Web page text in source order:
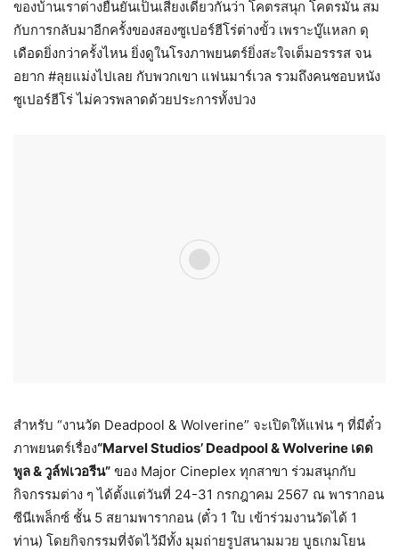
ของบ้านเราต่างยืนยันเป็นเสียงเดียวกันว่า โคตรสนุก โคตรมัน สม
กับการกลับมาอีกครั้งของสองซูเปอร์ฮีโร่ต่างขั้ว เพราะบู๊แหลก ดุ
เดือดยิ่งกว่าครั้งไหน ยิ่งดูในโรงภาพยนตร์ยิ่งสะใจเต็มอรรรส จน
อยาก #ลุยแม่งไปเลย กับพวกเขา แฟนมาร์เวล รวมถึงคนชอบหนัง
ซูเปอร์ฮีโร่ ไม่ควรพลาดด้วยประการทั้งปวง
สำหรับ “งานวัด Deadpool & Wolverine” จะเปิดให้แฟน ๆ ที่มีตั๋ว
ภาพยนตร์เรื่อง“Marvel Studios’ Deadpool & Wolverine เดด
พูล&วูล์ฟเวอรีน” ของ Major Cineplex ทุกสาขา ร่วมสนุกกับ
กิจกรรมต่าง ๆ ได้ตั้งแต่วันที่ 24-31 กรกฎาคม 2567 ณ พารากอน
ซีนีเพล็กซ์ ชั้น 5 สยามพารากอน (ตั๋ว 1 ใบ เข้าร่วมงานวัดได้ 1
ท่าน) โดยกิจกรรมที่จัดไว้มีทั้ง มุมถ่ายรูปสนามมวย บูธเกมโยน